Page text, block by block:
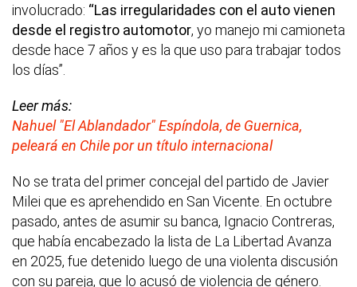
involucrado: “Las irregularidades con el auto vienen
desde el registro automotor, yo manejo mi camioneta
desde hace 7 años y es la que uso para trabajar todos
los días”.
Leer más:
Nahuel "El Ablandador" Espíndola, de Guernica,
peleará en Chile por un título internacional
No se trata del primer concejal del partido de Javier
Milei que es aprehendido en San Vicente. En octubre
pasado, antes de asumir su banca, Ignacio Contreras,
que había encabezado la lista de La Libertad Avanza
en 2025, fue detenido luego de una violenta discusión
con su pareja, que lo acusó de violencia de género.